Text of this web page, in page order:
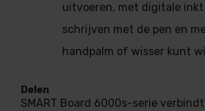
uitvoeren, met digitale
schrijven met de pen en
handpalm of wisser kunt
Delen
SMART Board 6000s-serie